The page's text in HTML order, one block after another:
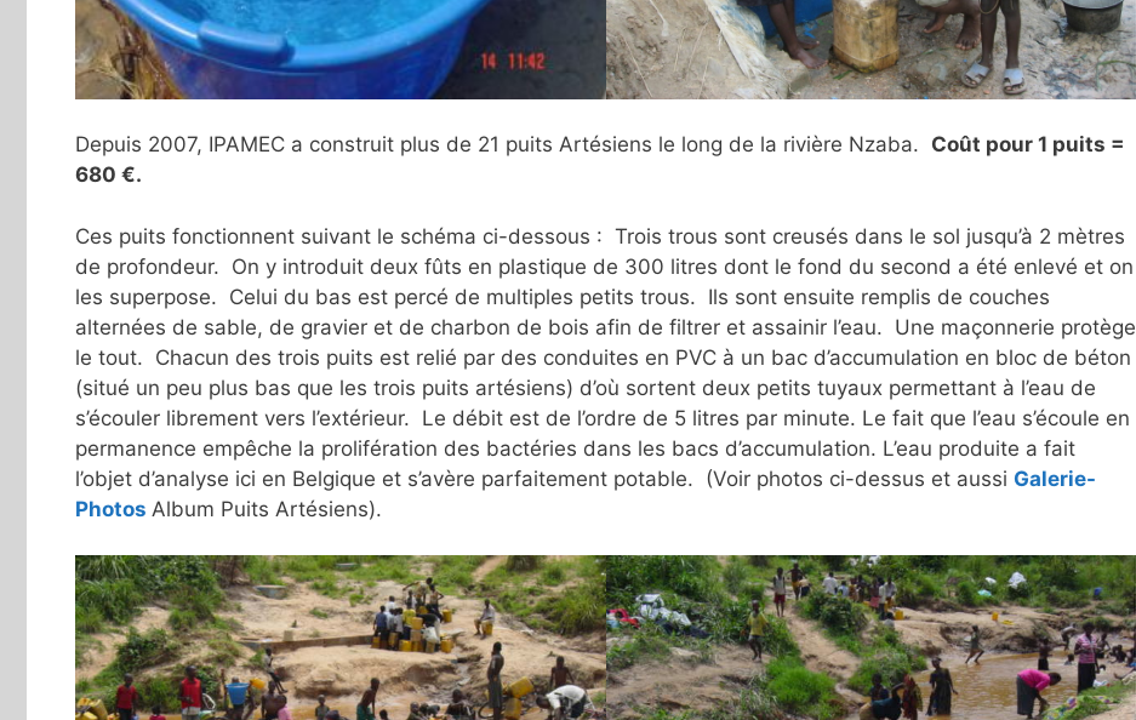
Depuis 2007, IPAMEC a construit plus de 21 puits Artésiens le long de la rivière Nzaba. Coût pour 1 puits =
680 €.
Ces puits fonctionnent suivant le schéma ci-dessous : Trois trous sont creusés dans le sol jusqu’à 2 mètres
de profondeur. On y introduit deux fûts en plastique de 300 litres dont le fond du second a été enlevé et on
les superpose. Celui du bas est percé de multiples petits trous. Ils sont ensuite remplis de couches
alternées de sable, de gravier et de charbon de bois afin de filtrer et assainir l’eau. Une maçonnerie protège
le tout. Chacun des trois puits est relié par des conduites en PVC à un bac d’accumulation en bloc de béton
(situé un peu plus bas que les trois puits artésiens) d’où sortent deux petits tuyaux permettant à l’eau de
s’écouler librement vers l’extérieur. Le débit est de l’ordre de 5 litres par minute. Le fait que l’eau s’écoule en
permanence empêche la prolifération des bactéries dans les bacs d’accumulation. L’eau produite a fait
l’objet d’analyse ici en Belgique et s’avère parfaitement potable. (Voir photos ci-dessus et aussi Galerie-
Photos Album Puits Artésiens).